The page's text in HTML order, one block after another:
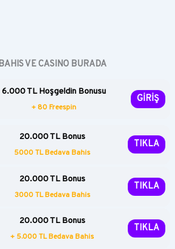
VE CASINO BURADA
6.000 TL Hoşgeldin Bonusu
+ 80 Freespin
GİRİŞ
20.000 TL Bonus
5000 TL Bedava Bahis
TIKLA
20.000 TL Bonus
3000 TL Bedava Bahis
TIKLA
20.000 TL Bonus
+ 5.000 TL Bedava Bahis
TIKLA